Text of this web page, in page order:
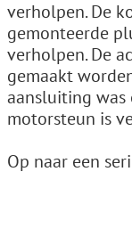
verholpen. De
gemonteerde
verholpen. De
gemaakt
aansluiting was
motorsteun is
Op naar een